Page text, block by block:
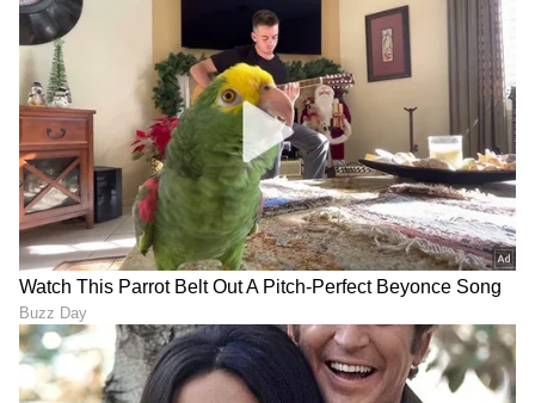
ಕೃತಕ ಬುದ್ಧಿಮತ್ತೆ (AI) ಬಳಸಿ
ವೈರಸ್‌ಗಳನ್ನು ಸೃಷ್ಟಿಸುವಲ್ಲಿ
ವಿಜ್ಞಾನಿಗಳು ಯಶಸ್ವಿ
ಭಾರತಕ್ಕೂ ಬಂತು ಹಾರುವ ಕಾರು:
ಪೆಟ್ರೋಲ್​, ಡೀಸೆಲ್​, ಎಥೆನಾಲ್​
ಬೇಡ್ವೇ ಬೇಡ- ಯಶಸ್ವಿ ಪರೀಕ್ಷೆ
ಸೂರ್ಯನ ಅಂತ್ಯದ ಬಳಿಕವೂ
ಭೂಮಿಯಲ್ಲಿ ಜೀವ
ಉಳಿಸಬಹುದೇ? ವಿಜ್ಞಾನಿಗಳಿಂದ
Mobile: ಸ್ಯಾಮ್‌ಸಂಗ್ ಫೋನ್
ಈಗ ಬರಿ ಅರ್ಧ ಬೆಲೆಗೆ?
ಫ್ಲಿಪ್‌ಕಾರ್ಟ್‌ನ ಈ ಆಫರ್‌ ಕುರಿತು